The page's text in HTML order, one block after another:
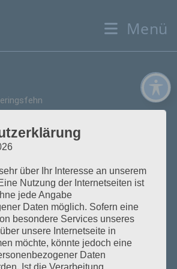
Menü
Uhr
Busker
e-Mail:
Tel.:0176-60808632
über Ihr Interesse an unserem
Nutzung der Internetseiten ist
jede Angabe
Daten möglich. Sofern eine
besondere Services unseres
unsere Internetseite in
möchte, könnte jedoch eine
Daten
Ist die Verarbeitung